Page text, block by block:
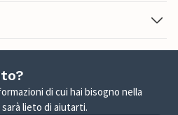
di cui hai bisogno nella
lieto di aiutarti.